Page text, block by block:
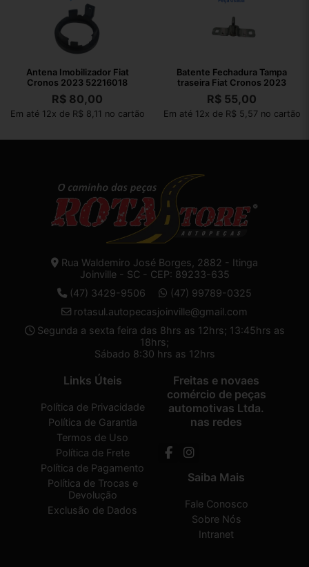
Antena Imobilizador Fiat
Cronos 2023 52216018
R$ 80,00
Em até 12x de R$ 8,11 no cartão
Batente Fechadura Tampa
traseira Fiat Cronos 2023
R$ 55,00
Em até 12x de R$ 5,57 no cartão
Rua Waldemiro José Borges, 2882 - Itinga
Joinville - SC - CEP: 89233-635
(47) 3429-9506
(47) 99789-0325
rotasul.autopecasjoinville@gmail.com
Segunda a sexta feira das 8hrs as 12hrs; 13:45hrs as
18hrs;
Sábado 8:30 hrs as 12hrs
Links Úteis
Política de Privacidade
Política de Garantia
Termos de Uso
Política de Frete
Política de Pagamento
Política de Trocas e
Devolução
Exclusão de Dados
Freitas e novaes
comércio de peças
automotivas Ltda.
nas redes
Saiba Mais
Fale Conosco
Sobre Nós
Intranet